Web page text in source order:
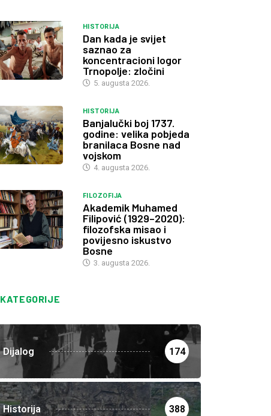
HISTORIJA
Dan kada je svijet
saznao za
koncentracioni logor
Trnopolje: zločini
5. augusta 2026.
HISTORIJA
Banjalučki boj 1737.
godine: velika pobjeda
branilaca Bosne nad
vojskom
4. augusta 2026.
FILOZOFIJA
Akademik Muhamed
Filipović (1929–2020):
filozofska misao i
povijesno iskustvo
Bosne
3. augusta 2026.
KATEGORIJE
Dijalog 174
Historija 388